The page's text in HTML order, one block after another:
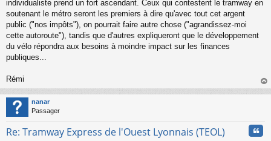
individualiste prend un fort ascendant. Ceux qui contestent le tramway en
soutenant le métro seront les premiers à dire qu'avec tout cet argent
public ("nos impôts"), on pourrait faire autre chose ("agrandissez-moi
cette autoroute"), tandis que d'autres expliqueront que le développement
du vélo répondra aux besoins à moindre impact sur les finances
publiques...
Rémi
au
nanar
Passager
Re: Tramway Express de l'Ouest Lyonnais (TEOL)